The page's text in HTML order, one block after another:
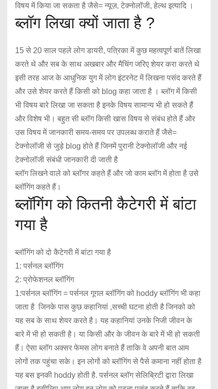
विषय में किया जा सकता है जैसे= न्यूज़, टेक्नोलॉजी, हेल्थ इत्यादि ।
ब्लॉग लिखा क्यों जाता है ?
15 से 20 साल पहले लोग डायरी, पत्रिका में कुछ महत्वपूर्ण बातें लिखा
करते थे और सब के साथ अखबार और मैचिंग जरिए शेयर करा करते थे
इसी तरह आज के आधुनिक युग में लोग इंटरनेट में लिखना पसंद करते हैं
और उसे शेयर करते हैं किसी को blog कहा जाता है । ब्लॉग में किसी
भी विषय बारे लिखा जा सकता है इनके विषय सामान्य भी हो सकते हैं
और विशेष भी। बहुत सी ब्लॉग किसी खास विषय से संबंध होते हैं और
उस विषय में जानकारी समय-समय पर उपलब्ध कराते हैं जैसे=
टेक्नोलॉजी से जुड़े blog होते हैं जिनमें पुरानी टेक्नोलॉजी और नई
टेक्नोलॉजी संबंधी जानकारी दी जाती है
ब्लॉग लिखने वाले को ब्लॉगर कहते हैं और जो काम ब्लॉग में होता है उसे
ब्लॉगिंग कहते हैं।
ब्लॉगिंग को कितनी कैटेगरी में बांटा
गया है
ब्लॉगिंग को दो कैटेगरी में बांटा गया है
1: पर्सनल ब्लॉगिंग
2: प्रोफेशनल ब्लॉगिंग
1:पर्सनल ब्लॉगिंग = पर्सनल गूगल ब्लॉगिंग को hoddy ब्लॉगिंग भी कहा
जाता है जिनके पास कुछ कहानियां ,सच्ची घटना होती है जिनको को
यह सब के साथ शेयर करते है। यह कहानियां उनके निजी जीवन के
बारे में भी हो सकती है। या किसी और के जीवन के बारे में भी हो सकती
हैं। ऐसा ब्लॉग अक्सर फेमस लोग बनाते हैं ताकि वे अपनी बात आम
लोगों तक पहुंचा सके। इन लोगों को ब्लॉगिंग से पैसे कमाना नहीं होता है
यह बस इनकी hoddy होती है. पर्सनल ब्लॉग सेलिब्रिटी द्वारा लिखा